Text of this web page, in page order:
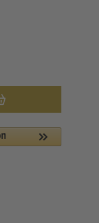
die Schaltflächen